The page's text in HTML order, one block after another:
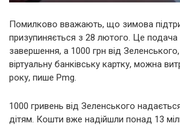
Помилково вважають, що зимова
призупиняється з 28 лютого. Це подача
завершення, а 1000 грн від
віртуальну банківську картку, можна
року, пише Pmg.
1000 гривень від Зеленського
дітям. Кошти вже надійшли понад 13